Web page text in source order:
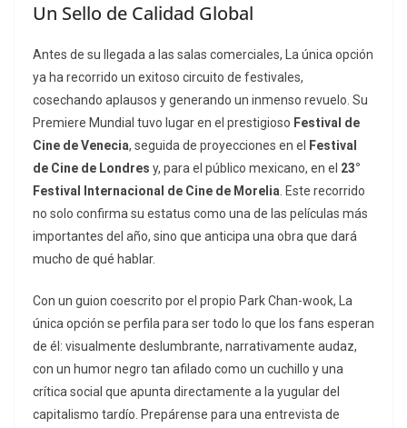
Un Sello de Calidad Global
Antes de su llegada a las salas comerciales,
La única opción
ya ha recorrido un exitoso circuito de festivales,
cosechando aplausos y generando un inmenso revuelo. Su
Premiere Mundial tuvo lugar en el prestigioso Festival de
Cine de Venecia, seguida de proyecciones en el
Festival
de Cine de Londres y, para el público mexicano, en el 23°
Festival Internacional de Cine de Morelia . Este recorrido
no solo confirma su estatus como una de las películas más
importantes del año, sino que anticipa una obra que dará
mucho de qué hablar.
Con un guion coescrito por el propio Park Chan-wook,
La
única opción se perfila para ser todo lo que los fans esperan
de él: visualmente deslumbrante, narrativamente audaz,
con un humor negro tan afilado como un cuchillo y una
crítica social que apunta directamente a la yugular del
capitalismo tardío. Prepárense para una entrevista de